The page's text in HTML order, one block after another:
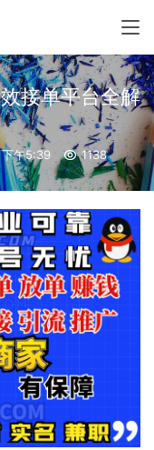
接单平台全解
午5:39 1138